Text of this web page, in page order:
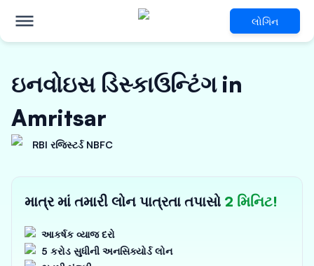
લોગિન
ઇનવોઇસ ડિસ્કાઉન્ટિંગ in
Amritsar
RBI રજિસ્ટર્ડ NBFC
માત્ર માં તમારી લોન પાત્રતા તપાસો 2 મિનિટ!
આકર્ષક વ્યાજ દરો
5 કરોડ સુધીની અનસિક્યોર્ડ લોન